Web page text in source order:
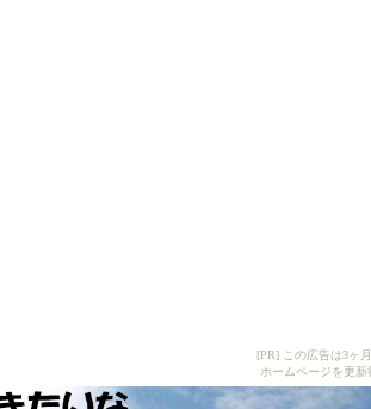
[PR] この広告は3ヶ
ホームページを更